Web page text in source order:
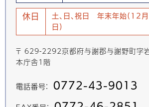
休日
土、日、祝日 年末年始(12
日)
〒 629-2292京都府与謝郡与謝野町字
本庁舎1階
電話番号： 0772-43-9013